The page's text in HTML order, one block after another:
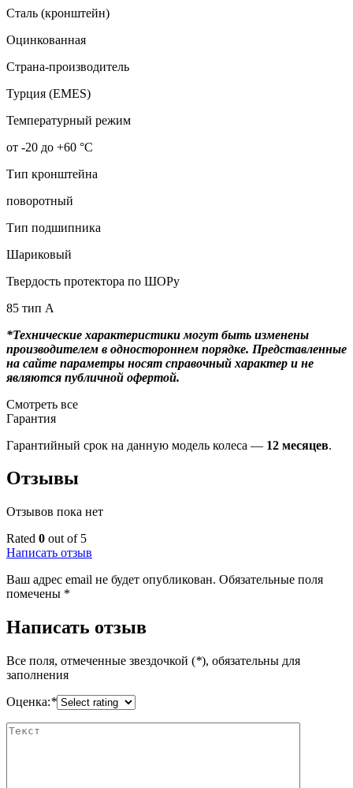
Сталь (кронштейн)
Оцинкованная
Страна-производитель
Турция (EMES)
Температурный режим
от -20 до +60 °С
Тип кронштейна
поворотный
Тип подшипника
Шариковый
Твердость протектора по ШОРу
85 тип А
*Технические характеристики могут быть изменены
производителем в одностороннем порядке. Представленные
на сайте параметры носят справочный характер и не
являются публичной офертой.
Смотреть все
Гарантия
Гарантийный срок на данную модель колеса — 12 месяцев.
Отзывы
Отзывов пока нет
Rated 0 out of 5
Написать отзыв
Ваш адрес email не будет опубликован. Обязательные поля
помечены *
Написать отзыв
Все поля, отмеченные звездочкой (*), обязательны для
заполнения
Оценка:*